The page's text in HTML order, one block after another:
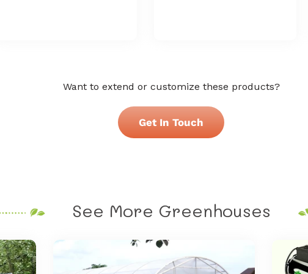
Want to extend or customize these products?
Get In Touch
See More Greenhouses